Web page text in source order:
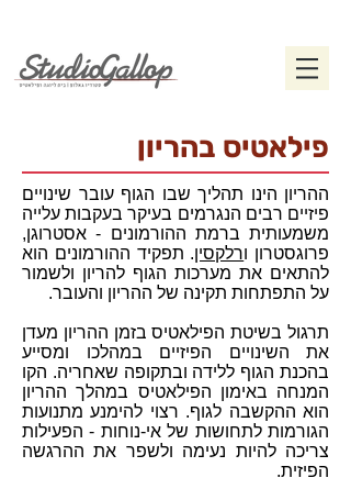
פילאטיס בהריון
ההריון הינו תהליך שבו הגוף עובר שינויים
פיזיים רבים הנגרמים בעיקר בעקבות עלייה
משמעותית ברמת ההורמונים - אסטרוגן,
פרוגסטרון ורלקסין. תפקיד ההורמונים הוא
להתאים את מערכות הגוף להריון ולשמור
על התפתחות תקינה של ההריון והעובר.
תרגול בשיטת הפילאטיס בזמן ההריון מעדן
את השינויים הפיזיים במהלכו ומסייע
בהכנת הגוף ללידה ובתקופה שאחריה. הקו
המנחה באימון הפילאטיס במהלך ההריון
הוא ההקשבה לגוף. רצוי להימנע מתנועות
הגורמות לתחושות של אי-נוחות - הפעילות
צריכה להיות נעימה ולשפר את ההרגשה
הפיזית.